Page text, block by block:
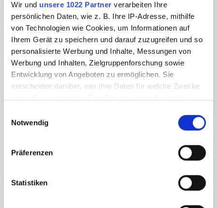
Wir und unsere 1022 Partner verarbeiten Ihre
persönlichen Daten, wie z. B. Ihre IP-Adresse, mithilfe
von Technologien wie Cookies, um Informationen auf
Ihrem Gerät zu speichern und darauf zuzugreifen und so
personalisierte Werbung und Inhalte, Messungen von
Werbung und Inhalten, Zielgruppenforschung sowie
Entwicklung von Angeboten zu ermöglichen. Sie
entscheiden darüber, wer Ihre Daten für welche Zwecke
Trigger Symbol ändern oder widerrufen
Informationen über Ihre geografische Lage
können
bestimmten Merkmalen (Fingerprinting) identifizieren
Notwendig
Präferenzen
Statistiken